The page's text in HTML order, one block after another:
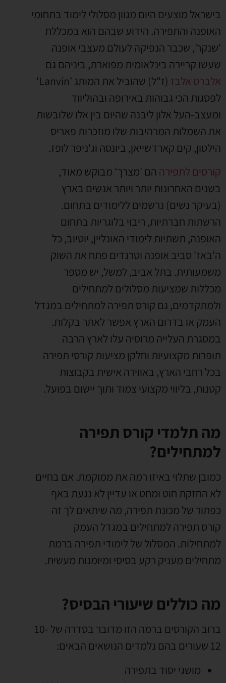
בישראל מוצעים היום מגוון מסלולי לימוד בתחומי
האופנה והתפירה. הידוע שבהם הוא במכללת
'שנקר', שכבר הנפיקה לעולם מעצבי אופנה
שעשו קריירה בינלאומית מפוארת, ביניהם גם
אלברט אלבז
(ז"ל) שהוביל את המותג 'Lanvin'
לפסגות הכי גבוהות באירופה ובהוליווד
ומעצב-העל אלון ליבנה שהיום בין אלו שלובשות
את השמלות המרהיבות שלו מוזכרות פאריס
הילטון, קים קארדשייאן, ביונסה וג'ניפר לופז.
קורסים לתפירה הם 'מצרך' מבוקש מאוד,
בשנים האחרונות יותר ויותר אנשים בארץ
(בעיקר נשים) נרשמים ללימודים בתחום.
הרשתות חברתיות, ריבוי בלוגריות בתחום
האופנה, תשתיות לימודי האונליין, יוטיוב, כל
ה'באז' סביב אופנה וטרנדים פתח את השוק
משמעותית. בתל אביב, למשל, יש מספר
מכללות שמציעות מסלולים למתחילים
ולמתקדמים, גם קורס תפירה למתחילים במגדל
העמק או בדרום הארץ אפשר לאתר בקלות.
במסגרת העלייה מרוסיה עלו לארץ הרבה
תופרות מקצועיות וחלקן מציעות קורסי תפירה
בכל רחבי הארץ, באווירה אישית בקבוצות
קטנות, בליווי מקצועי צמוד ותוך יישום בפועל.
מה תלמדי קורס תפירה
למתחילים?
כמובן שתלוי באיזו רמה את ממוקמת. אם בחיים
לא החזקת חוט ומחט או עדיין לא נגעת באף
כפתור של מכונת תפירה, מה שיתאים לך זה
קורס תפירה למתחילים במגדל העמק
למתחילות. המסלול של לימודי תפירה ברמת
מתחילים מעניק רקע בסיסי ומיומנות מעשית.
מה כוללים שיעורי הבסיס?
ברוב הקורסים ברמה הזו מדובר בסדרה של 10-
12 שעורים בהם נלמדים הנושאים הבאים:
מושגי יסוד בתפירה